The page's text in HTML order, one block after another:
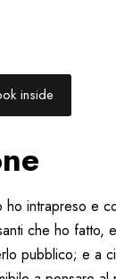
inside
intrapreso e
che ho fatto,
pubblico; e a